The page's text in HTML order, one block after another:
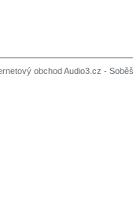
obchod Audio3.cz -